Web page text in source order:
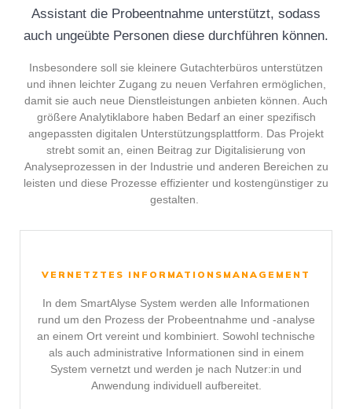
Assistant die Probeentnahme unterstützt, sodass
auch ungeübte Personen diese durchführen können.
Insbesondere soll sie kleinere Gutachterbüros unterstützen
und ihnen leichter Zugang zu neuen Verfahren ermöglichen,
damit sie auch neue Dienstleistungen anbieten können. Auch
größere Analytiklabore haben Bedarf an einer spezifisch
angepassten digitalen Unterstützungsplattform. Das Projekt
strebt somit an, einen Beitrag zur Digitalisierung von
Analyseprozessen in der Industrie und anderen Bereichen zu
leisten und diese Prozesse effizienter und kostengünstiger zu
gestalten.
VERNETZTES INFORMATIONSMANAGEMENT
In dem SmartAlyse System werden alle Informationen
rund um den Prozess der Probeentnahme und -analyse
an einem Ort vereint und kombiniert. Sowohl technische
als auch administrative Informationen sind in einem
System vernetzt und werden je nach Nutzer:in und
Anwendung individuell aufbereitet.